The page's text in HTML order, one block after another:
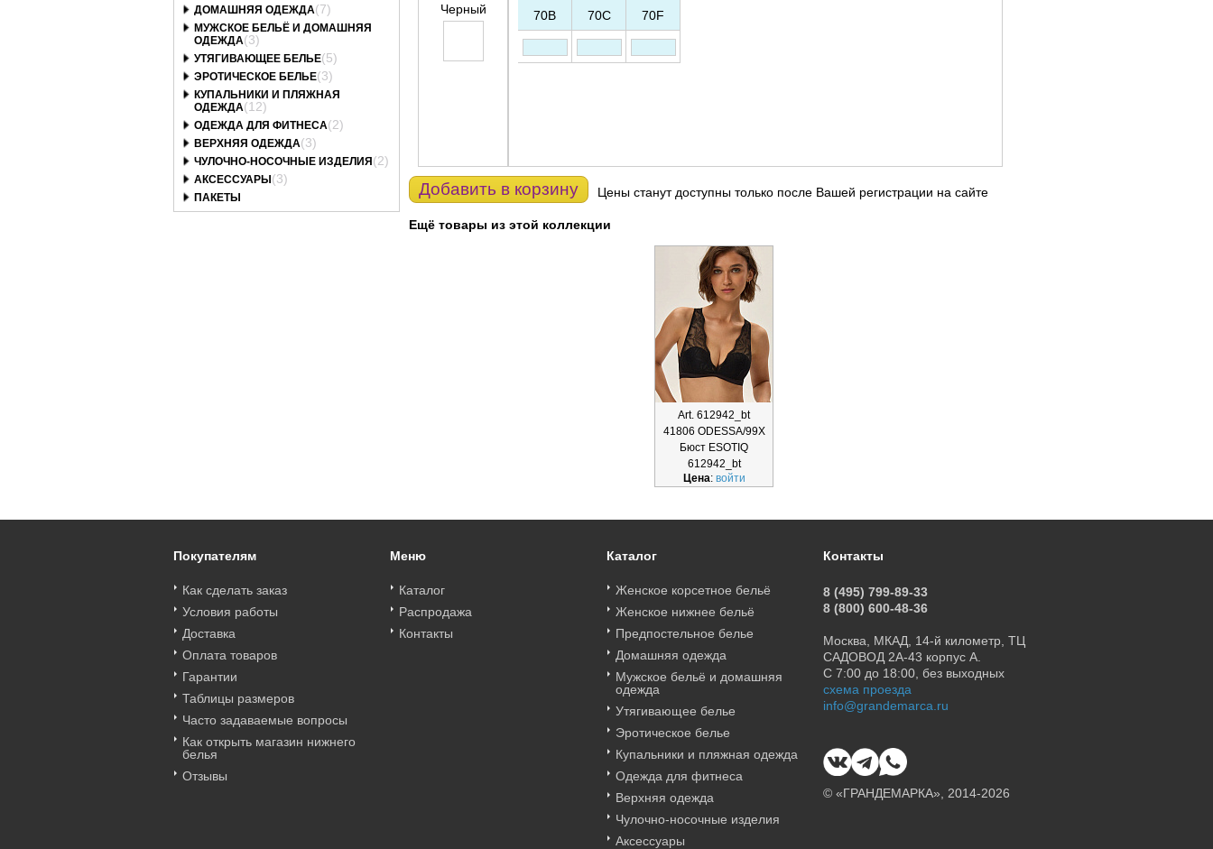
ДОМАШНЯЯ ОДЕЖДА(7)
МУЖСКОЕ БЕЛЬЁ И ДОМАШНЯЯ
ОДЕЖДА(3)
УТЯГИВАЮЩЕЕ БЕЛЬЕ(5)
ЭРОТИЧЕСКОЕ БЕЛЬЕ(3)
КУПАЛЬНИКИ И ПЛЯЖНАЯ
ОДЕЖДА(12)
ОДЕЖДА ДЛЯ ФИТНЕСА(2)
ВЕРХНЯЯ ОДЕЖДА(3)
ЧУЛОЧНО-НОСОЧНЫЕ ИЗДЕЛИЯ (2)
АКСЕССУАРЫ (3)
ПАКЕТЫ
Черный
70B 70C 70F
Добавить в корзину Цены станут доступны только после Вашей регистрации на сайте
Ещё товары из этой коллекции
Art. 612942_bt
41806 ODESSA/99X
Бюст ESOTIQ
612942_bt
Цена: войти
Покупателям
Как сделать заказ
Условия работы
Доставка
Оплата товаров
Гарантии
Таблицы размеров
Часто задаваемые вопросы
Как открыть магазин нижнего
белья
Отзывы
Меню
Каталог
Распродажа
Контакты
Каталог
Женское корсетное бельё
Женское нижнее бельё
Предпостельное белье
Домашняя одежда
Мужское бельё и домашняя
одежда
Утягивающее белье
Эротическое белье
Купальники и пляжная одежда
Одежда для фитнеса
Верхняя одежда
Чулочно-носочные изделия
Аксессуары
Контакты
8 (495) 799-89-33
8 (800) 600-48-36
Москва, МКАД, 14-й километр, ТЦ
САДОВОД 2А-43 корпус А.
С 7:00 до 18:00, без выходных
схема проезда
info@grandemarca.ru
© «ГРАНДЕМАРКА», 2014-2026